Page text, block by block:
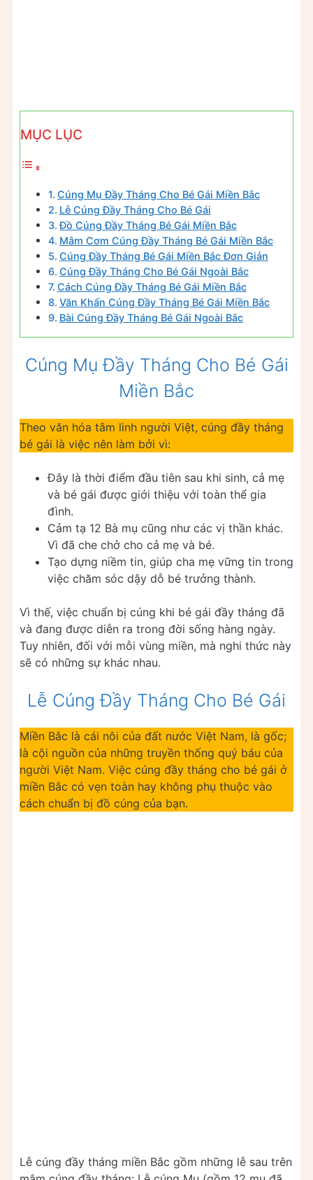
MỤC LỤC
Cúng Mụ Đầy Tháng Cho Bé Gái Miền Bắc
Lễ Cúng Đầy Tháng Cho Bé Gái
Đồ Cúng Đầy Tháng Bé Gái Miền Bắc
Mâm Cơm Cúng Đầy Tháng Bé Gái Miền Bắc
Cúng Đầy Tháng Bé Gái Miền Bắc Đơn Giản
Cúng Đầy Tháng Cho Bé Gái Ngoài Bắc
Cách Cúng Đầy Tháng Bé Gái Miền Bắc
Văn Khấn Cúng Đầy Tháng Bé Gái Miền Bắc
Bài Cúng Đầy Tháng Bé Gái Ngoài Bắc
Cúng Mụ Đầy Tháng Cho Bé Gái
Miền Bắc
Theo văn hóa tâm linh người Việt, cúng đầy tháng
bé gái là việc nên làm bởi vì:
Đây là thời điểm đầu tiên sau khi sinh, cả mẹ
và bé gái được giới thiệu với toàn thể gia
đình.
Cảm tạ 12 Bà mụ cũng như các vị thần khác.
Vì đã che chở cho cả mẹ và bé.
Tạo dựng niềm tin, giúp cha mẹ vững tin trong
việc chăm sóc dậy dỗ bé trưởng thành.
Vì thế, việc chuẩn bị cúng khi bé gái đầy tháng đã
và đang được diễn ra trong đời sống hàng ngày.
Tuy nhiên, đối với mỗi vùng miền, mà nghi thức này
sẽ có những sự khác nhau.
Lễ Cúng Đầy Tháng Cho Bé Gái
Miền Bắc là cái nôi của đất nước Việt Nam, là gốc;
là cội nguồn của những truyền thống quý báu của
người Việt Nam. Việc cúng đầy tháng cho bé gái ở
miền Bắc có vẹn toàn hay không phụ thuộc vào
cách chuẩn bị đồ cúng của bạn.
Lễ cúng đầy tháng miền Bắc gồm những lễ sau trên